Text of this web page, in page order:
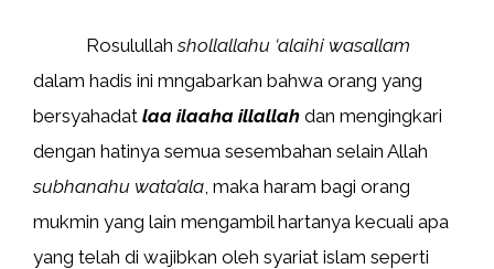
Rosulullahshollallahu ‘alaihi wasallam
dalam hadis ini mngabarkan bahwa orang yang
bersyahadat laa ilaaha illallah dan mengingkari
dengan hatinya semua sesembahan selain Allah
subhanahu wata’ala , maka haram bagi orang
mukmin yang lain mengambil hartanya kecuali apa
yang telah di wajibkan oleh syariat islam seperti